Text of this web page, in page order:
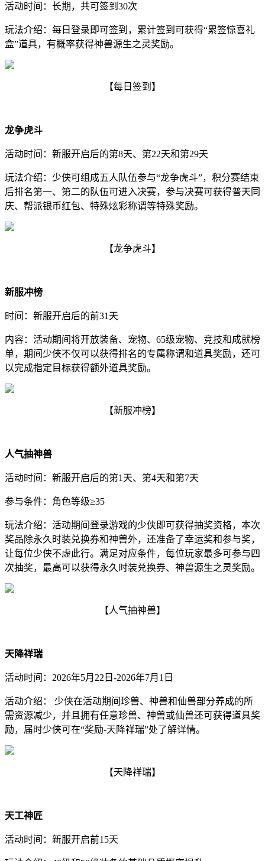
活动时间：长期，共可签到30次
玩法介绍：每日登录即可签到，累计签到可获得“累签惊喜礼
盒”道具，有概率获得神兽源生之灵奖励。
【每日签到】
龙争虎斗
活动时间：新服开启后的第8天、第22天和第29天
玩法介绍：少侠可组成五人队伍参与“龙争虎斗”，积分赛结束
后排名第一、第二的队伍可进入决赛，参与决赛可获得普天同
庆、帮派银币红包、特殊炫彩称谓等特殊奖励。
【龙争虎斗】
新服冲榜
时间：新服开启后的前31天
内容：活动期间将开放装备、宠物、65级宠物、竞技和成就榜
单，期间少侠不仅可以获得排名的专属称谓和道具奖励，还可
以完成指定目标获得额外道具奖励。
【新服冲榜】
人气抽神兽
活动时间：新服开启后的第1天、第4天和第7天
参与条件：角色等级≥35
玩法介绍：活动期间登录游戏的少侠即可获得抽奖资格，本次
奖品除永久时装兑换券和神兽外，还准备了幸运奖和参与奖，
让每位少侠不虚此行。满足对应条件，每位玩家最多可参与四
次抽奖，最高可以获得永久时装兑换券、神兽源生之灵奖励。
【人气抽神兽】
天降祥瑞
活动时间： 2026年5月22日-2026年7月1日
活动介绍： 少侠在活动期间珍兽、神兽和仙兽部分养成的所
需资源减少，并且拥有任意珍兽、神兽或仙兽还可获得道具奖
励，届时少侠可在“奖励-天降祥瑞”处了解详情。
【天降祥瑞】
天工神匠
活动时间：新服开启前15天